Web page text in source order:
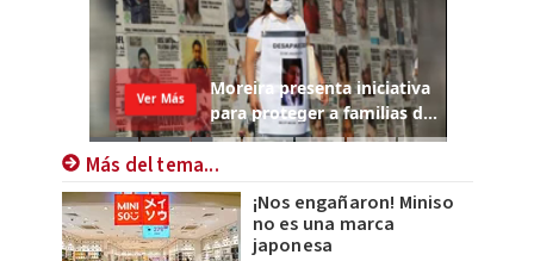
Más del tema...
¡Nos engañaron! Miniso
no es una marca
japonesa